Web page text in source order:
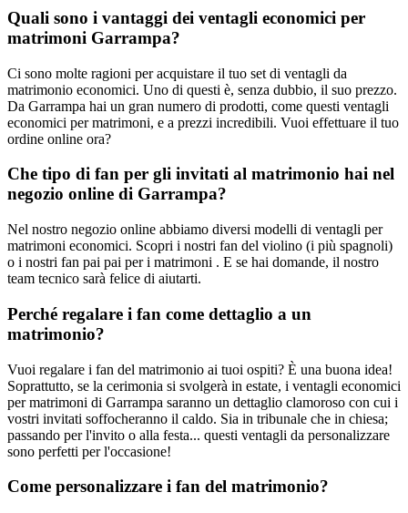
Quali sono i vantaggi dei ventagli economici per
matrimoni Garrampa?
Ci sono molte ragioni per acquistare il tuo set di ventagli da
matrimonio economici. Uno di questi è, senza dubbio, il suo prezzo.
Da Garrampa hai un gran numero di prodotti, come questi ventagli
economici per matrimoni, e a prezzi incredibili. Vuoi effettuare il tuo
ordine online ora?
Che tipo di fan per gli invitati al matrimonio hai nel
negozio online di Garrampa?
Nel nostro negozio online abbiamo diversi modelli di ventagli per
matrimoni economici. Scopri i nostri fan del violino (i più spagnoli)
o i nostri fan pai pai per i matrimoni . E se hai domande, il nostro
team tecnico sarà felice di aiutarti.
Perché regalare i fan come dettaglio a un
matrimonio?
Vuoi regalare i fan del matrimonio ai tuoi ospiti? È una buona idea!
Soprattutto, se la cerimonia si svolgerà in estate, i ventagli economici
per matrimoni di Garrampa saranno un dettaglio clamoroso con cui i
vostri invitati soffocheranno il caldo. Sia in tribunale che in chiesa;
passando per l'invito o alla festa... questi ventagli da personalizzare
sono perfetti per l'occasione!
Come personalizzare i fan del matrimonio?